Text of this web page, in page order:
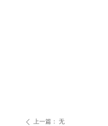
ꄴ 上一篇： 无